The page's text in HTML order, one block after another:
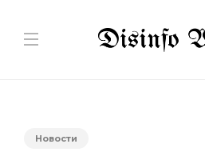
Новости